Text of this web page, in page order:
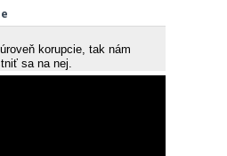
korupcie, tak nám
sa na nej.